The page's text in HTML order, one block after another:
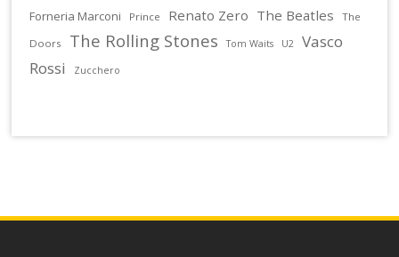
Forneria Marconi
Prince Renato Zero The Beatles
The
Doors
The Rolling Stones Tom Waits U2
Vasco
Rossi
Zucchero